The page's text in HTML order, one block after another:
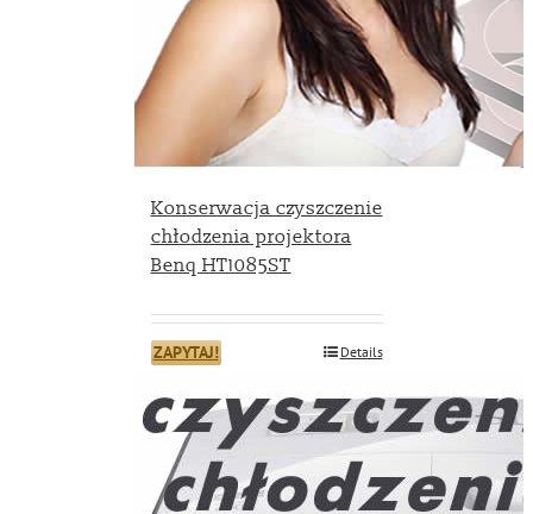
Konserwacja czyszczenie
chłodzenia projektora
Benq HT1085ST
ZAPYTAJ! Details